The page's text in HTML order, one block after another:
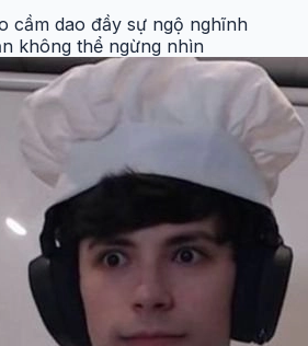
cầm dao đầy sự ngộ nghĩnh
không thể ngừng nhìn